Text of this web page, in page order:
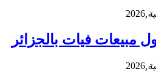
2026
مبيعات فيات بالجزائر
2026